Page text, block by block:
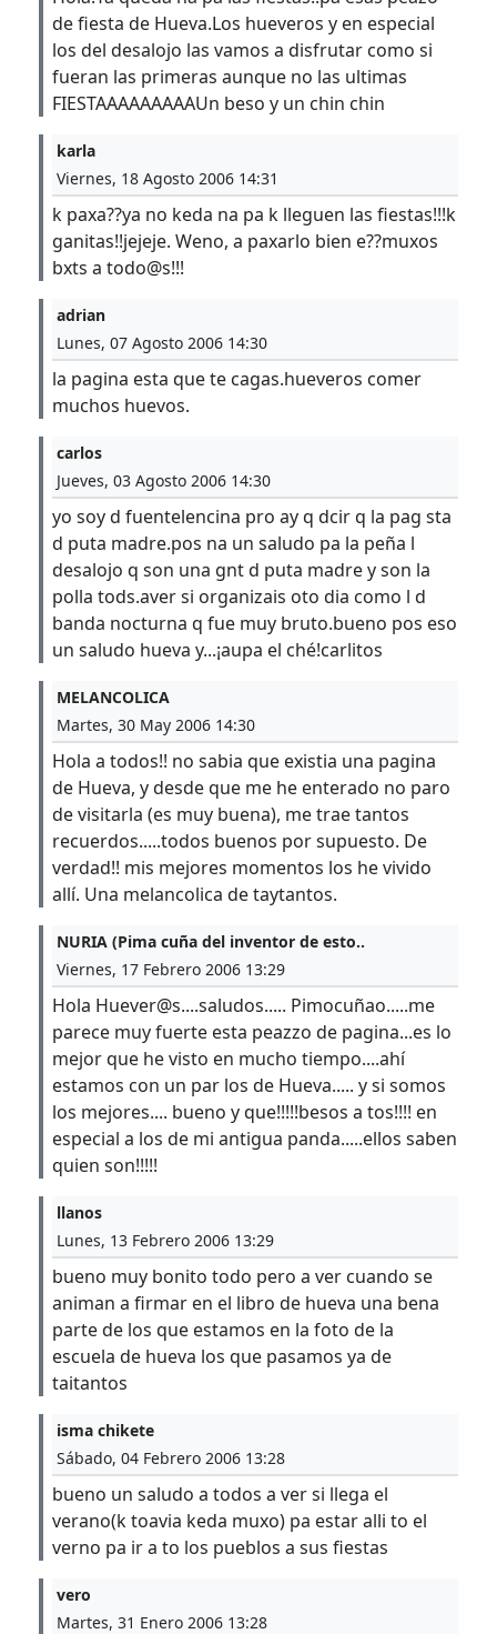
de fiesta de Hueva.Los hueveros y en especial
los del desalojo las vamos a disfrutar como si
fueran las primeras aunque no las ultimas
FIESTAAAAAAAAAUn beso y un chin chin
karla
Viernes, 18 Agosto 2006 14:31
k paxa??ya no keda na pa k lleguen las fiestas!!!k
ganitas!!jejeje. Weno, a paxarlo bien e??muxos
bxts a todo@s!!!
adrian
Lunes, 07 Agosto 2006 14:30
la pagina esta que te cagas.hueveros comer
muchos huevos.
carlos
Jueves, 03 Agosto 2006 14:30
yo soy d fuentelencina pro ay q dcir q la pag sta
d puta madre.pos na un saludo pa la peña l
desalojo q son una gnt d puta madre y son la
polla tods.aver si organizais oto dia como l d
banda nocturna q fue muy bruto.bueno pos eso
un saludo hueva y...¡aupa el ché!carlitos
MELANCOLICA
Martes, 30 May 2006 14:30
Hola a todos!! no sabia que existia una pagina
de Hueva, y desde que me he enterado no paro
de visitarla (es muy buena), me trae tantos
recuerdos.....todos buenos por supuesto. De
verdad!! mis mejores momentos los he vivido
allí. Una melancolica de taytantos.
NURIA (Pima cuña del inventor de esto..
Viernes, 17 Febrero 2006 13:29
Hola Huever@s....saludos..... Pimocuñao.....me
parece muy fuerte esta peazzo de pagina...es lo
mejor que he visto en mucho tiempo....ahí
estamos con un par los de Hueva..... y si somos
los mejores.... bueno y que!!!!!besos a tos!!!! en
especial a los de mi antigua panda.....ellos saben
quien son!!!!!
llanos
Lunes, 13 Febrero 2006 13:29
bueno muy bonito todo pero a ver cuando se
animan a firmar en el libro de hueva una bena
parte de los que estamos en la foto de la
escuela de hueva los que pasamos ya de
taitantos
isma chikete
Sábado, 04 Febrero 2006 13:28
bueno un saludo a todos a ver si llega el
verano(k toavia keda muxo) pa estar alli to el
verno pa ir a to los pueblos a sus fiestas
vero
Martes, 31 Enero 2006 13:28